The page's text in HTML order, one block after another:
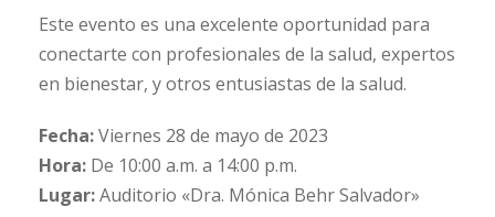
Este evento es una excelente oportunidad para
conectarte con profesionales de la salud, expertos
en bienestar, y otros entusiastas de la salud.
Fecha:Viernes 28 de mayo de 2023
Hora: De 10:00 a.m. a 14:00 p.m.
Lugar:Auditorio «Dra. Mónica Behr Salvador»